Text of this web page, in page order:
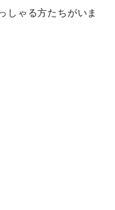
しゃる方たちがいま